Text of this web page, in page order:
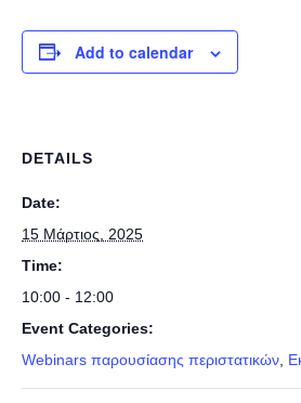
Add to calendar
DETAILS
Date:
15 Μάρτιος, 2025
Time:
10:00 - 12:00
Event Categories:
Webinars παρουσίασης περιστατικών